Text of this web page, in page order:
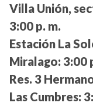
Villa Unión,
3:00 p. m.
Estación La
Miralago: 3:00
Res. 3
Las Cumbres: